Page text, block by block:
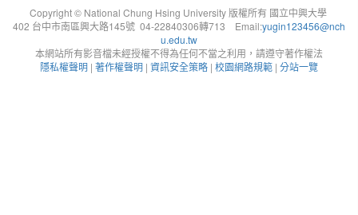
Copyright © National Chung Hsing University 版權所有 國立中興大學
402 台中市南區興大路145號 04-22840306轉713 Email:yugin123456@nch
u.edu.tw
本網站所有影音檔未經授權不得為任何不當之利用，請遵守著作權法
隱私權聲明 | 著作權聲明 | 資訊安全策略 | 校園網路規範 | 分站一覽